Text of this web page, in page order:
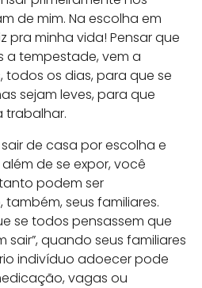
de mim. Na escolha em
pra minha vida! Pensar que
a tempestade, vem a
todos os dias, para que se
sejam leves, para que
trabalhar.
de casa por escolha e
de se expor, você
podem ser
seus familiares.
se todos pensassem que
sair”, quando seus familiares
indivíduo adoecer pode
vagas ou